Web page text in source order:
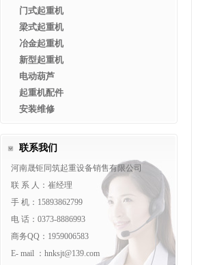
门式起重机
梁式起重机
冶金起重机
新型起重机
电动葫芦
起重机配件
安装维修
联系我们
河南晟钜同筑起重设备销售有限公司
联 系 人：崔经理
手 机：15893862799
电 话：0373-8886993
商务QQ：1959006583
E- mail ： hnksjt@139.com